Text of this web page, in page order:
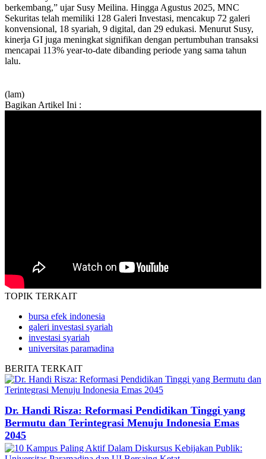
berkembang,” ujar Susy Meilina. Hingga Agustus 2025, MNC
Sekuritas telah memiliki 128 Galeri Investasi, mencakup 72 galeri
konvensional, 18 syariah, 9 digital, dan 29 edukasi. Menurut Susy,
kinerja GI juga meningkat signifikan dengan pertumbuhan transaksi
mencapai 113% year-to-date dibanding periode yang sama tahun
lalu.
(lam)
Bagikan Artikel Ini :
TOPIK TERKAIT
bursa efek indonesia
galeri investasi syariah
investasi syariah
universitas paramadina
BERITA TERKAIT
Dr. Handi Risza: Reformasi Pendidikan Tinggi yang
Bermutu dan Terintegrasi Menuju Indonesia Emas
2045